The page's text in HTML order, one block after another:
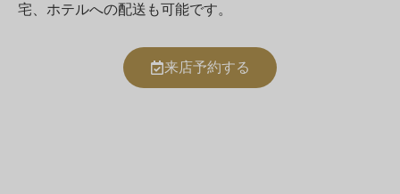
宅、ホテルへの配送も可能です。
来店予約する